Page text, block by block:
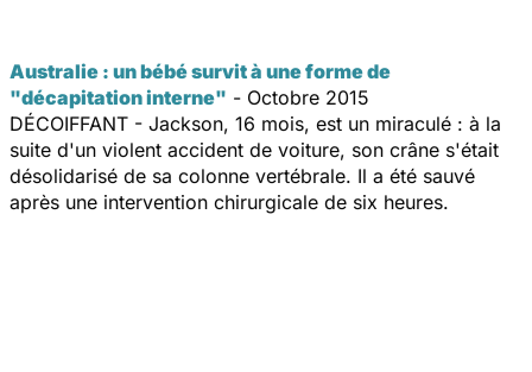
Australie : un bébé survit à une forme de
"décapitation interne" - Octobre 2015
DÉCOIFFANT - Jackson, 16 mois, est un miraculé : à la
suite d'un violent accident de voiture, son crâne s'était
désolidarisé de sa colonne vertébrale. Il a été sauvé
après une intervention chirurgicale de six heures.